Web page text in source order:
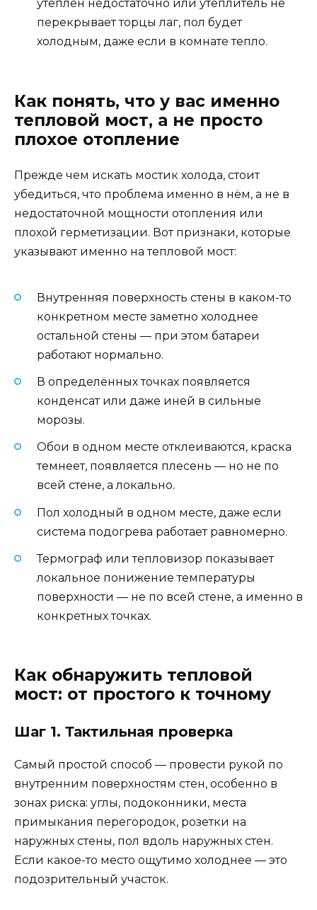
утеплён недостаточно или утеплитель не
перекрывает торцы лаг, пол будет
холодным, даже если в комнате тепло.
Как понять, что у вас именно
тепловой мост, а не просто
плохое отопление
Прежде чем искать мостик холода, стоит
убедиться, что проблема именно в нём, а не в
недостаточной мощности отопления или
плохой герметизации. Вот признаки, которые
указывают именно на тепловой мост:
Внутренняя поверхность стены в каком-то
конкретном месте заметно холоднее
остальной стены — при этом батареи
работают нормально.
В определённых точках появляется
конденсат или даже иней в сильные
морозы.
Обои в одном месте отклеиваются, краска
темнеет, появляется плесень — но не по
всей стене, а локально.
Пол холодный в одном месте, даже если
система подогрева работает равномерно.
Термограф или тепловизор показывает
локальное понижение температуры
поверхности — не по всей стене, а именно в
конкретных точках.
Как обнаружить тепловой
мост: от простого к точному
Шаг 1. Тактильная проверка
Самый простой способ — провести рукой по
внутренним поверхностям стен, особенно в
зонах риска: углы, подоконники, места
примыкания перегородок, розетки на
наружных стены, пол вдоль наружных стен.
Если какое-то место ощутимо холоднее — это
подозрительный участок.